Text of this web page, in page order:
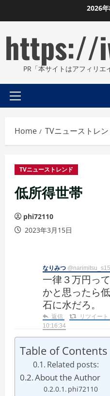
to
2026
https://
PR「本サイトはアフィリエ
Primary
Home TVニューストレン
TVニューストレンド
低所得世帯
phi72110
2023年3月15日
なりみつ
一律３万円っ
かと思ったら
石に水だろ。
返信 リツイート
10:16:34
Table of Contents
Related posts:
About the Author
phi72110